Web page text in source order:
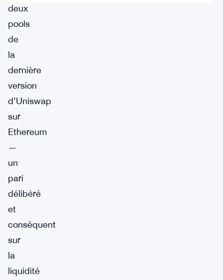
deux
pools
de
la
dernière
version
d’Uniswap
sur
Ethereum
—
un
pari
délibéré
et
conséquent
sur
la
liquidité